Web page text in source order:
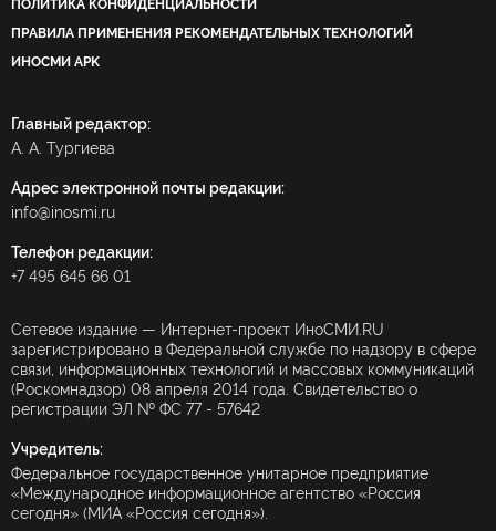
ПОЛИТИКА КОНФИДЕНЦИАЛЬНОСТИ
ПРАВИЛА ПРИМЕНЕНИЯ РЕКОМЕНДАТЕЛЬНЫХ ТЕХНОЛОГИЙ
ИНОСМИ APK
Главный редактор:
А. А. Тургиева
Адрес электронной почты редакции:
info@inosmi.ru
Телефон редакции:
+7 495 645 66 01
Сетевое издание — Интернет-проект ИноСМИ.RU
зарегистрировано в Федеральной службе по надзору в сфере
связи, информационных технологий и массовых коммуникаций
(Роскомнадзор) 08 апреля 2014 года. Свидетельство о
регистрации ЭЛ № ФС 77 - 57642
Учредитель:
Федеральное государственное унитарное предприятие
«Международное информационное агентство «Россия
сегодня» (МИА «Россия сегодня»).